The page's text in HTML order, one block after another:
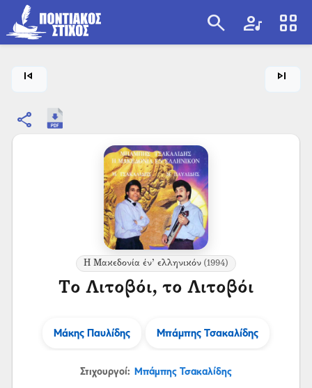
search artist view_cozy
skip_previous skip_next
share
Η Μακεδονία έν’ ελληνικόν (1994)
Το Λιτοβόι, το Λιτοβόι
Μάκης Παυλίδης Μπάμπης Τσακαλίδης
Στιχουργοί: Μπάμπης Τσακαλίδης